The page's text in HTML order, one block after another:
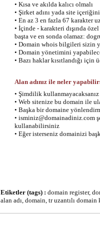
• Kısa ve akılda kalıcı olmalı
• Şirket adını yada site
• En az 3 en fazla 67 karakter
• İçinde - karakteri dışında
başta ve en sonda olamaz:
• Domain whois bilgileri sizin
• Domain yönetimini
• Bazı haklar kısıtlandığı
Alan adınız ile neler
• Şimdilik
• Web sitenize bu domain ile
• Başka bir domaine
• isminiz@domainadiniz.com
kullanabilirsiniz
• Eğer isterseniz domainizi
Etiketler (tags) : domain register,
alan adı, domain, tr uzantılı domain